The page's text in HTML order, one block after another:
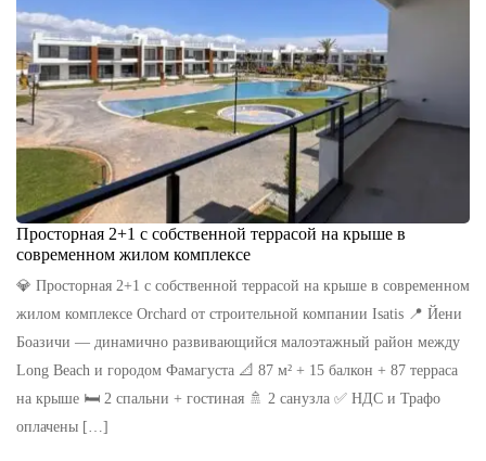
Просторная 2+1 с собственной террасой на крыше в
современном жилом комплексе
💎 Просторная 2+1 с собственной террасой на крыше в современном
жилом комплексе Orchard от строительной компании Isatis 📍 Йени
Боазичи — динамично развивающийся малоэтажный район между
Long Beach и городом Фамагуста 📐 87 м² + 15 балкон + 87 терраса
на крыше 🛏️ 2 спальни + гостиная 🚿 2 санузла ✅ НДС и Трафо
оплачены […]